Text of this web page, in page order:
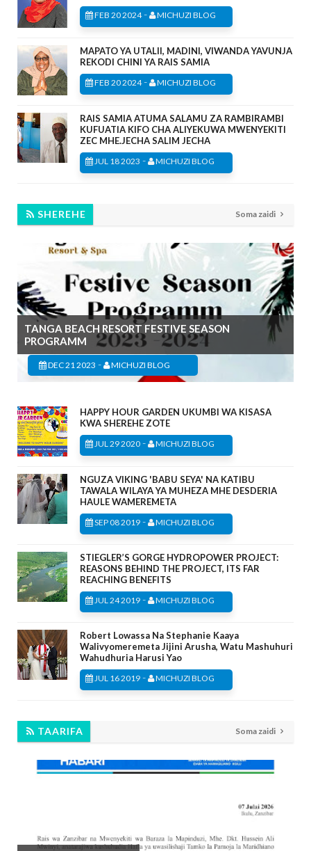
FEB 20 2024- MICHUZI BLOG
MAPATO YA UTALII, MADINI, VIWANDA YAVUNJA
REKODI CHINI YA RAIS SAMIA
FEB 20 2024- MICHUZI BLOG
RAIS SAMIA ATUMA SALAMU ZA RAMBIRAMBI
KUFUATIA KIFO CHA ALIYEKUWA MWENYEKITI
ZEC MHE.JECHA SALIM JECHA
JUL 18 2023 - MICHUZI BLOG
SHEREHE Soma zaidi
TANGA BEACH RESORT FESTIVE SEASON
PROGRAMM
DEC 21 2023 - MICHUZI BLOG
HAPPY HOUR GARDEN UKUMBI WA KISASA
KWA SHEREHE ZOTE
JUL 29 2020 - MICHUZI BLOG
NGUZA VIKING 'BABU SEYA' NA KATIBU
TAWALA WILAYA YA MUHEZA MHE DESDERIA
HAULE WAMEREMETA
SEP 08 2019 - MICHUZI BLOG
STIEGLER’S GORGE HYDROPOWER PROJECT:
REASONS BEHIND THE PROJECT, ITS FAR
REACHING BENEFITS
JUL 24 2019 - MICHUZI BLOG
Robert Lowassa Na Stephanie Kaaya
Walivyomeremeta Jijini Arusha, Watu Mashuhuri
Wahudhuria Harusi Yao
JUL 16 2019 - MICHUZI BLOG
TAARIFA Soma zaidi